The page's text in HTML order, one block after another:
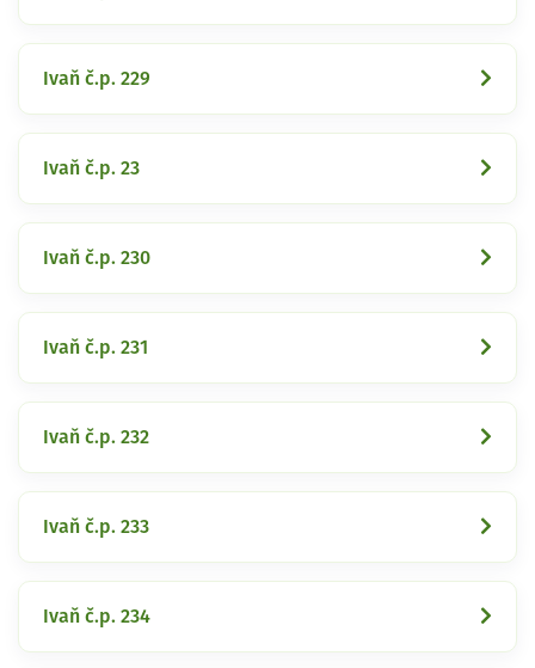
Ivaň č.p. 229
Ivaň č.p. 23
Ivaň č.p. 230
Ivaň č.p. 231
Ivaň č.p. 232
Ivaň č.p. 233
Ivaň č.p. 234